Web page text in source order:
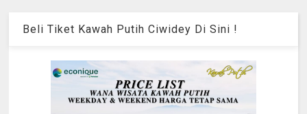
Beli Tiket Kawah Putih Ciwidey Di Sini !